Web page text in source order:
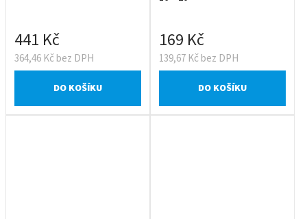
364,46 Kč bez DPH
441 Kč
DO KOŠÍKU
139,67 Kč bez DPH
169 Kč
DO KOŠÍKU